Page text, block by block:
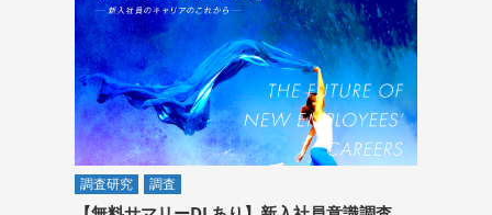
調査研究 調査